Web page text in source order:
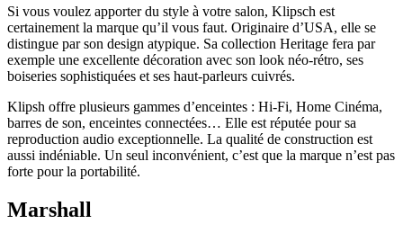
Si vous voulez apporter du style à votre salon, Klipsch est
certainement la marque qu’il vous faut. Originaire d’USA, elle se
distingue par son design atypique. Sa collection Heritage fera par
exemple une excellente décoration avec son look néo-rétro, ses
boiseries sophistiquées et ses haut-parleurs cuivrés.
Klipsh offre plusieurs gammes d’enceintes : Hi-Fi, Home Cinéma,
barres de son, enceintes connectées… Elle est réputée pour sa
reproduction audio exceptionnelle. La qualité de construction est
aussi indéniable. Un seul inconvénient, c’est que la marque n’est pas
forte pour la portabilité.
Marshall